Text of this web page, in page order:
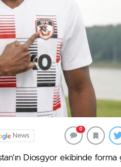
News
0
Diosgyor ekibinde forma